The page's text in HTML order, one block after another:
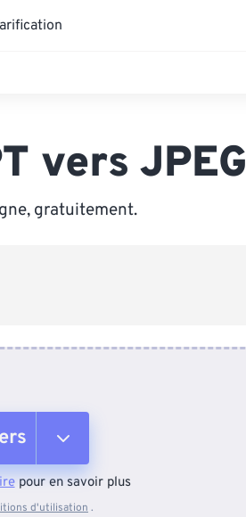
vers JPEG
gratuitement.
pour en savoir plus
d'utilisation .